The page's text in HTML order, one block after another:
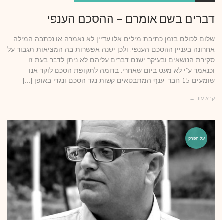
דברים בשם אומרם – ההסכם הענפי
שלום לכולם בזמן כתיבת מילים אלו עדיין לא נאמרה או נכתבה המילה
אחרונה בעניין ההסכם הענפי. ולכן ישנה אפשרות בה המציאות תגבור על
סקירת הנושאים ובעיקר ישנם דברים עליהם לא ניתן לדבר בעת זו
וכנאמר ע"י לא מעט ביום שאחרי. בדומה לתקופת הסכם לוקר אנו
שומעים 15 חברי ענף המתבטאים קשות נגד הסכם ונגדי באופן […]
קרא עוד ←
על הפרק